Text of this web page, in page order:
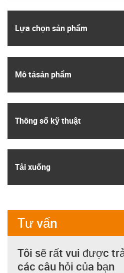
Lựa chọn sản phẩm
Mô tả­sản phẩm
Thông số kỹ thuật
Tải xuống
Tư vấn
Tôi sẽ rất vui được
các câu hỏi của bạn